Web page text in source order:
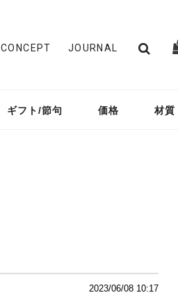
CONCEPT JOURNAL
ギフト/節句 価格 材質
2023/06/08 10:17